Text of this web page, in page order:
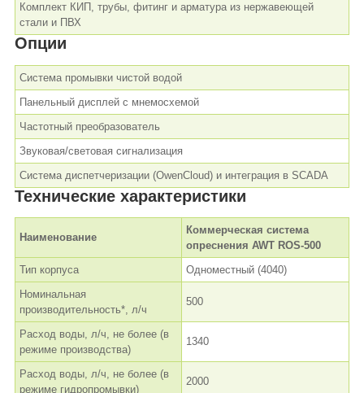
Комплект КИП, трубы, фитинг и арматура из нержавеющей
стали и ПВХ
Опции
Система промывки чистой водой
Панельный дисплей с мнемосхемой
Частотный преобразователь
Звуковая/световая сигнализация
Система диспетчеризации (OwenCloud) и интеграция в SCADA
Технические характеристики
Наименование
Коммерческая система
опреснения AWT ROS-500
Тип корпуса
Одноместный (4040)
Номинальная
производительность*, л/ч
500
Расход воды, л/ч, не более (в
режиме производства)
1340
Расход воды, л/ч, не более (в
режиме гидропромывки)
2000